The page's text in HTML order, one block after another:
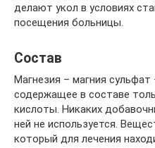
делают укол в условиях
посещения больницы.
Состав
Магнезия – магния
содержащее в составе
кислоты. Никаких
ней не используется.
который для лечения